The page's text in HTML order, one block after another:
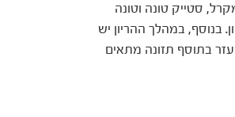
דג חרב, מקרל, סטייק טונה וטונה
בנוסף, במהלך ההריון יש
בתוסף תזונה מתאים